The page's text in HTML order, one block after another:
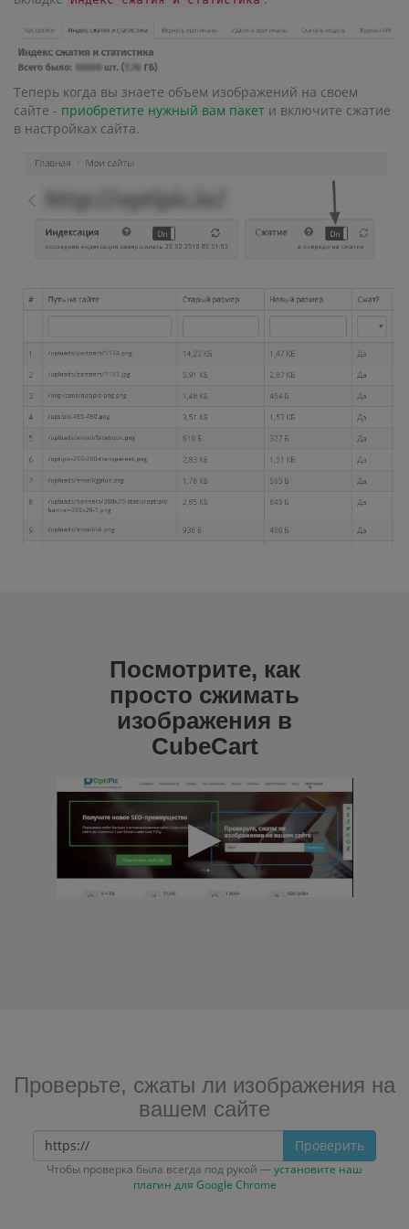
Теперь когда вы знаете объем изображений на своем
сайте - приобретите нужный вам пакет и включите сжатие
в настройках сайта.
Посмотрите, как
просто сжимать
изображения в
CubeCart
Проверьте, сжаты ли изображения на
вашем сайте
Проверить
Чтобы проверка была всегда под рукой —установите наш
плагин для Google Chrome